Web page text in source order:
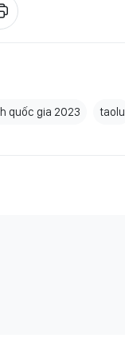
quốc gia 2023 taolu